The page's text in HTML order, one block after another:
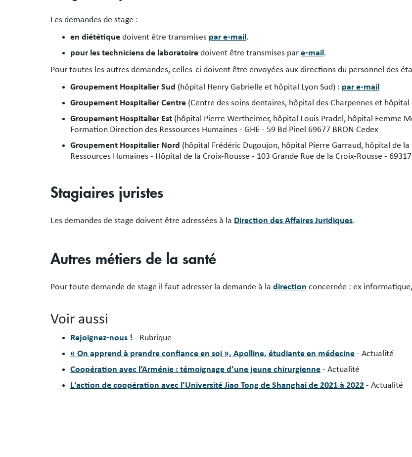
Les demandes de stage :
en diététique doivent être transmises par e-mail .
pour les techniciens de laboratoire doivent être transmises par e-mail .
Pour toutes les autres demandes, celles-ci doivent être envoyées aux directions du personnel des
Groupement Hospitalier Sud (hôpital Henry Gabrielle et hôpital Lyon Sud) : par e-mail
Groupement Hospitalier Centre (Centre des soins dentaires, hôpital des Charpennes et
Groupement Hospitalier Est (hôpital Pierre Wertheimer, hôpital Louis Pradel, hôpital Femme
Formation Direction des Ressources Humaines - GHE - 59 Bd Pinel 69677 BRON Cedex
Groupement Hospitalier Nord (hôpital Frédéric Dugoujon, hôpital Pierre Garraud, hôpital de la
Ressources Humaines - Hôpital de la Croix-Rousse - 103 Grande Rue de la Croix-Rousse - 69317
Stagiaires juristes
Les demandes de stage doivent être adressées à la Direction des Affaires Juridiques.
Autres métiers de la santé
Pour toute demande de stage il faut adresser la demande à la direction concernée : ex
Voir aussi
Rejoignez-nous ! - Rubrique
« On apprend à prendre confiance en soi », Apolline, étudiante en médecine - Actualité
Coopération avec l’Arménie : témoignage d’une jeune chirurgienne - Actualité
L'action de coopération avec l’Université Jiao Tong de Shanghai de 2021 à 2022 - Actualité